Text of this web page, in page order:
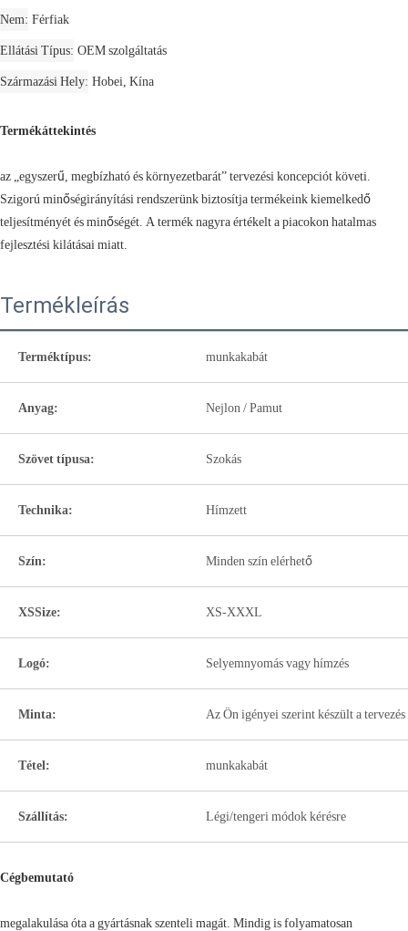
Nem Férfiak
Ellátási Típus OEM szolgáltatás
Származási Hely Hobei, Kína
Termékáttekintés
az „egyszerű, megbízható és környezetbarát” tervezési koncepciót követi.
Szigorú minőségirányítási rendszerünk biztosítja termékeink kiemelkedő
teljesítményét és minőségét. A termék nagyra értékelt a piacokon hatalmas
fejlesztési kilátásai miatt.
Termékleírás
Terméktípus: munkakabát
Anyag: Nejlon / Pamut
Szövet típusa: Szokás
Technika: Hímzett
Szín: Minden szín elérhető
XSSize: XS-XXXL
Logó: Selyemnyomás vagy hímzés
Minta: Az Ön igényei szerint készült a
Tétel: munkakabát
Szállítás: Légi/tengeri módok kérésre
Cégbemutató
megalakulása óta a gyártásnak szenteli magát. Mindig is folyamatosan